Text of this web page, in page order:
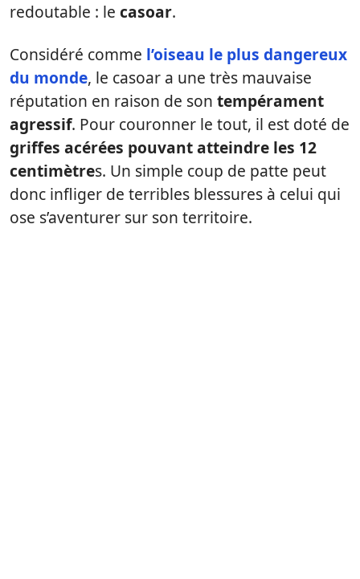
redoutable : le casoar.
Considéré comme l’oiseau le plus dangereux
du monde, le casoar a une très mauvaise
réputation en raison de son tempérament
agressif. Pour couronner le tout, il est doté de
griffes acérées pouvant atteindre les 12
centimètres. Un simple coup de patte peut
donc infliger de terribles blessures à celui qui
ose s’aventurer sur son territoire.